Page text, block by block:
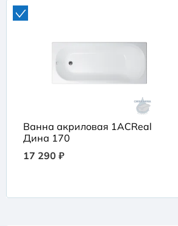
Ванна акриловая 1ACReal
Дина 170
17 290 ₽